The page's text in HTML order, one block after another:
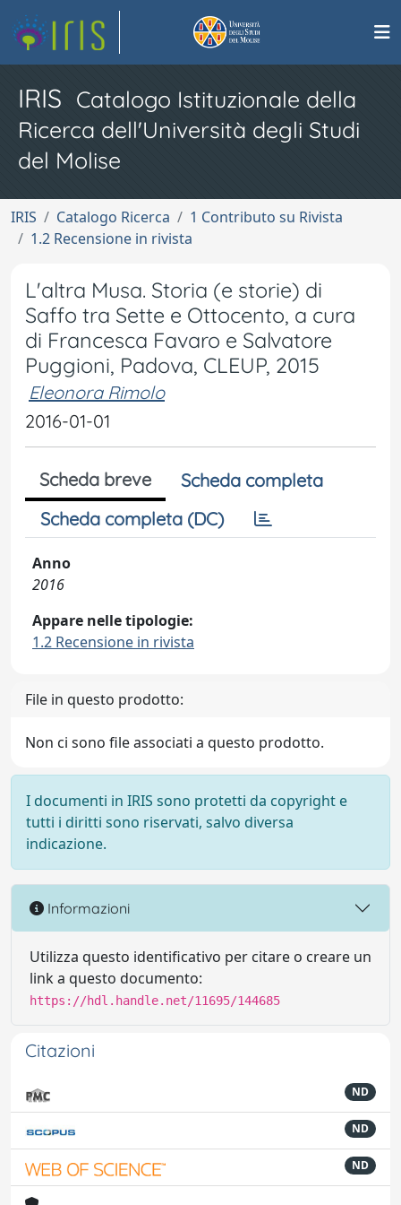
IRIS Catalogo Istituzionale della
Ricerca dell'Università degli Studi
del Molise
IRIS Catalogo Ricerca
1 Contributo su Rivista
1.2 Recensione in rivista
L'altra Musa. Storia (e storie) di
Saffo tra Sette e Ottocento, a cura
di Francesca Favaro e Salvatore
Puggioni, Padova, CLEUP, 2015
Eleonora Rimolo
2016-01-01
Scheda breve
Scheda completa
Scheda completa (DC)
Anno
2016
Appare nelle tipologie:
1.2 Recensione in rivista
File in questo prodotto:
Non ci sono file associati a questo prodotto.
I documenti in IRIS sono protetti da copyright e
tutti i diritti sono riservati, salvo diversa
indicazione.
Informazioni
Utilizza questo identificativo per citare o creare un
link a questo documento:
https://hdl.handle.net/11695/144685
Citazioni
ND
ND
ND